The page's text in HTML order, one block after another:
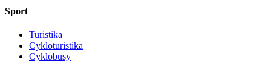
Sport
Turistika
Cykloturistika
Cyklobusy